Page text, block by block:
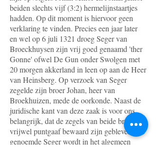
beiden slechts vijf (3:2) hermelijnstaartjes
hadden. Op dit moment is hiervoor geen
verklaring te vinden. Precies een jaar later
en wel op 6 juli 1321 droeg Seger van
Broeckhuysen zijn vrij goed genaamd 'ther
Gonne' ofwel De Gun onder Swolgen met
20 morgen akkerland in leen op aan de Heer
van Heinsberg. Op verzoek van Seger
zegelde zijn broer Johan, heer van
Broekhuizen, mede de oorkonde. Naast de
juridische kant van deze zaak is voor ons
belangrijk, dat de zegels van beide broers
vrijwel puntgaaf bewaard zijn gebleven. De
genoemde Seger wordt in het algemeen